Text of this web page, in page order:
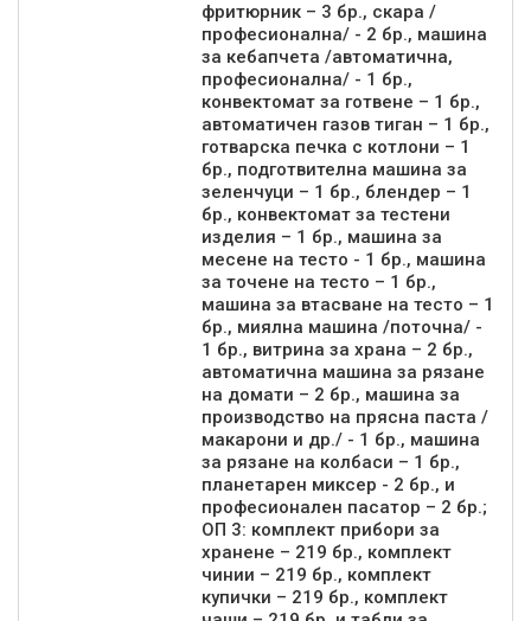
фритюрник – 3 бр., скара /
професионална/ - 2 бр., машина
за кебапчета /автоматична,
професионална/ - 1 бр.,
конвектомат за готвене – 1 бр.,
автоматичен газов тиган – 1 бр.,
готварска печка с котлони – 1
бр., подготвителна машина за
зеленчуци – 1 бр., блендер – 1
бр., конвектомат за тестени
изделия – 1 бр., машина за
месене на тесто - 1 бр., машина
за точене на тесто – 1 бр.,
машина за втасване на тесто – 1
бр., миялна машина /поточна/ -
1 бр., витрина за храна – 2 бр.,
автоматична машина за рязане
на домати – 2 бр., машина за
производство на прясна паста /
макарони и др./ - 1 бр., машина
за рязане на колбаси – 1 бр.,
планетарен миксер - 2 бр., и
професионален пасатор – 2 бр.;
ОП 3: комплект прибори за
хранене – 219 бр., комплект
чинии – 219 бр., комплект
купички – 219 бр., комплект